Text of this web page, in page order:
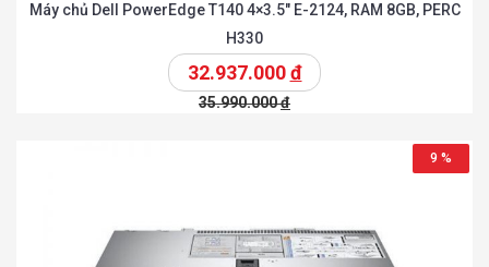
Máy chủ Dell PowerEdge T140 4×3.5″ E-2124, RAM 8GB, PERC
H330
32.937.000đ
35.990.000đ
9 %